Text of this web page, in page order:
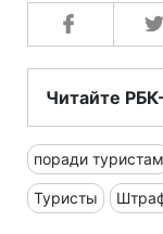
Читайте
поради туристам
Туристы